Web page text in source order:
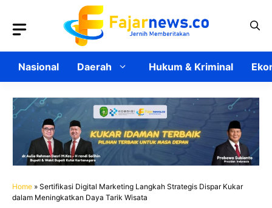
Nasional Daerah Hukum & Kriminal
Home » Sertifikasi Digital Marketing Langkah Strategis Dispar Kukar
dalam Meningkatkan Daya Tarik Wisata